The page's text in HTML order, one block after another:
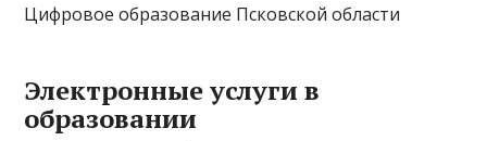
Цифровое образование Псковской области
Электронные услуги в
образовании